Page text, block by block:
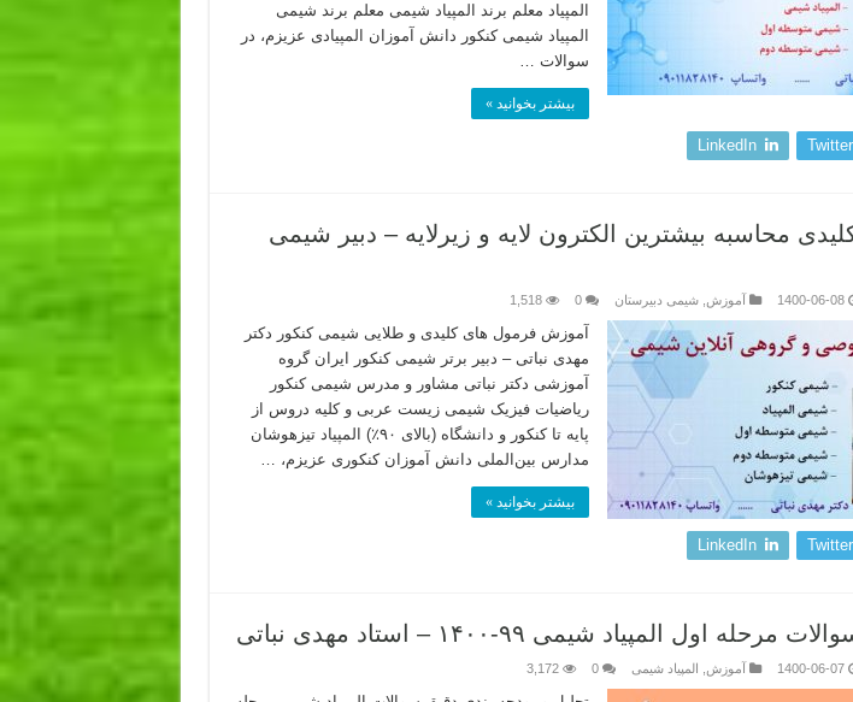
المپیاد معلم برند المپیاد شیمی معلم برند شیمی
المپیاد شیمی کنکور دانش آموزان المپیادی عزیزم، در
سوالات …
بیشتر بخوانید »
Twitter
LinkedIn
محاسبه بیشترین الکترون لایه و زیرلایه – دبیر شیمی
1400-06-08 آموزش ,شیمی دبیرستان 0
1,518
آموزش فرمول های کلیدی و طلایی شیمی کنکور دکتر
مهدی نباتی – دبیر برتر شیمی کنکور ایران گروه
آموزشی دکتر نباتی مشاور و مدرس شیمی کنکور
ریاضیات فیزیک شیمی زیست عربی و کلیه دروس از
پایه تا کنکور و دانشگاه (بالای ۹۰٪) المپیاد تیزهوشان
مدارس‌ بین‌الملی‌ دانش آموزان کنکوری عزیزم، …
بیشتر بخوانید »
Twitter
LinkedIn
اول المپیاد شیمی ۹۹-۱۴۰۰ – استاد مهدی نباتی
1400-06-07 آموزش المپیاد شیمی 0
3,172